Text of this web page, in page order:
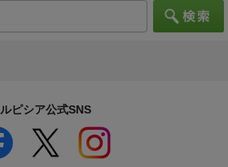
ルピシア公式SNS